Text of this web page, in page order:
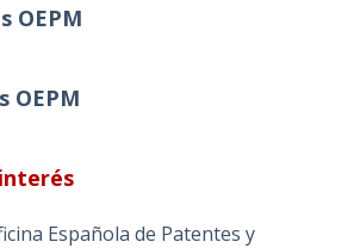
OEPM
OEPM
Española de Patentes y